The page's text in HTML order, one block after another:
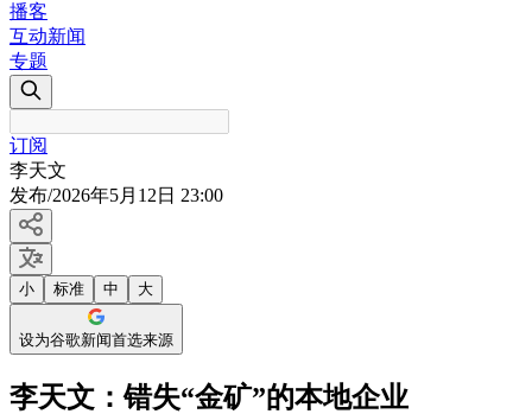
播客
互动新闻
专题
订阅
李天文
发布/2026年5月12日 23:00
小 标准 中 大
设为谷歌新闻首选来源
李天文：错失“金矿”的本地企业